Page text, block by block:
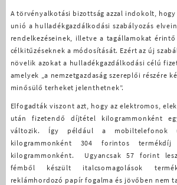
A törvényalkotási bizottság azzal indokolt, hogy
unió a hulladékgazdálkodási szabályozás
rendelkezéseinek, illetve a tagállamokat
célkitűzéseknek a módosítását. Ezért az új
növelik azokat a hulladékgazdálkodási célú
amelyek „a nemzetgazdaság szereplői részére
minősülő terheket jelenthetnek”.
Elfogadták viszont azt, hogy az elektromos,
után fizetendő díjtétel kilogrammonként
változik. Így például a mobiltelefonok
kilogrammonként 304 forintos
kilogrammonként. Ugyancsak 57 forint
fémből készült italcsomagolások
reklámhordozó papír fogalma és jövőben nem